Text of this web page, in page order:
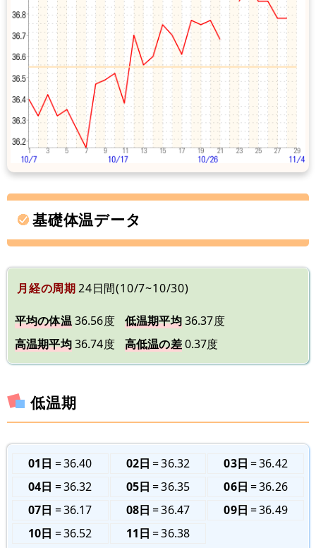
基礎体温データ
月経の周期24日間(10/7~10/30)
平均の体温36.56度 低温期平均36.37度
高温期平均36.74度 高低温の差0.37度
低温期
01日 36.40 02日 36.32 03日
36.42
04日
36.32 05日 36.35 06日
36.26
07日
36.17 08日 36.47 09日
36.49
10日
36.52 11日 36.38